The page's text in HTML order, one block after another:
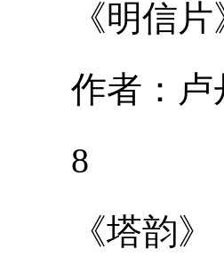
《明信片
作者：卢
8
《塔韵》